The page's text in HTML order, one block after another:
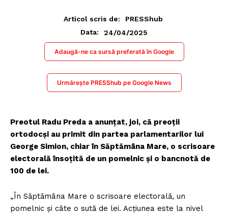
Articol scris de:
PRESShub
Data:
24/04/2025
Adaugă-ne ca sursă preferată în Google
Urmărește PRESShub pe Google News
Preotul Radu Preda a anunțat, joi, că preoții
ortodocși au primit din partea parlamentarilor lui
George Simion, chiar în Săptămâna Mare, o scrisoare
electorală însoțită de un pomelnic și o bancnotă de
100 de lei.
„În Săptămâna Mare o scrisoare electorală, un
pomelnic și câte o sută de lei. Acțiunea este la nivel